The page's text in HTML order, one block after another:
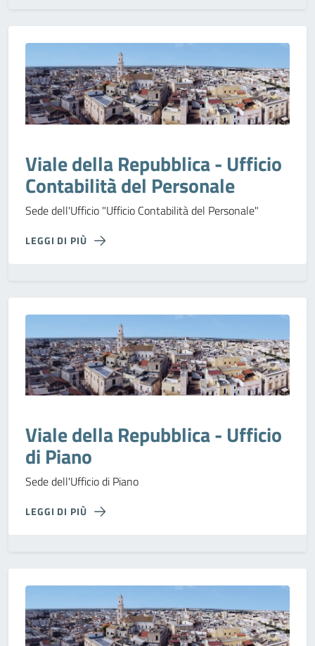
Viale della Repubblica - Ufficio
Contabilità del Personale
Sede dell'Ufficio "Ufficio Contabilità del Personale"
LEGGI DI PIÙ
Viale della Repubblica - Ufficio
di Piano
Sede dell'Ufficio di Piano
LEGGI DI PIÙ